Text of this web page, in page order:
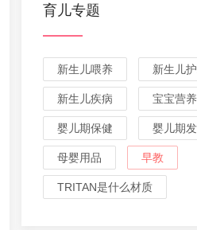
育儿专题
新生儿喂养 新生儿
新生儿疾病 宝宝营养
婴儿期保健 婴儿期
母婴用品 早教
TRITAN是什么材质